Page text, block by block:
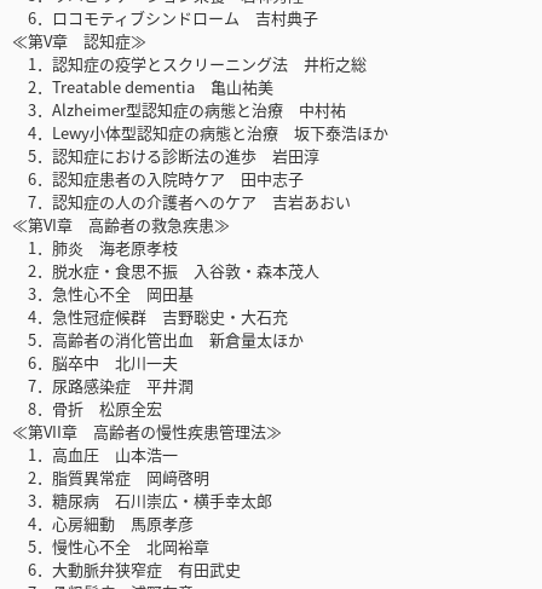
6．ロコモティブシンドローム 吉村典子
≪第V章 認知症≫
1．認知症の疫学とスクリーニング法 井桁之総
2．Treatable dementia 亀山祐美
3．Alzheimer型認知症の病態と治療 中村祐
4．Lewy小体型認知症の病態と治療 坂下泰浩ほか
5．認知症における診断法の進歩 岩田淳
6．認知症患者の入院時ケア 田中志子
7．認知症の人の介護者へのケア 吉岩あおい
≪第VI章 高齢者の救急疾患≫
1．肺炎 海老原孝枝
2．脱水症・食思不振 入谷敦・森本茂人
3．急性心不全 岡田基
4．急性冠症候群 吉野聡史・大石充
5．高齢者の消化管出血 新倉量太ほか
6．脳卒中 北川一夫
7．尿路感染症 平井潤
8．骨折 松原全宏
≪第VII章 高齢者の慢性疾患管理法≫
1．高血圧 山本浩一
2．脂質異常症 岡﨑啓明
3．糖尿病 石川崇広・横手幸太郎
4．心房細動 馬原孝彦
5．慢性心不全 北岡裕章
6．大動脈弁狭窄症 有田武史